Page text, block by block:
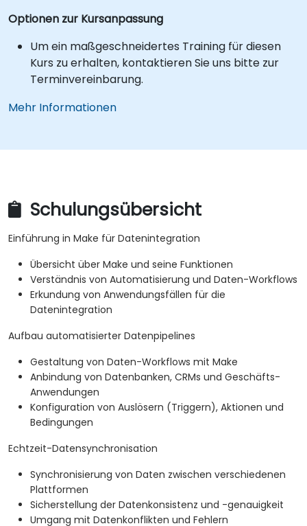
Optionen zur Kursanpassung
Um ein maßgeschneidertes Training für diesen
Kurs zu erhalten, kontaktieren Sie uns bitte zur
Terminvereinbarung.
Mehr Informationen
Schulungsübersicht
Einführung in Make für Datenintegration
Übersicht über Make und seine Funktionen
Verständnis von Automatisierung und Daten-Workflows
Erkundung von Anwendungsfällen für die
Datenintegration
Aufbau automatisierter Datenpipelines
Gestaltung von Daten-Workflows mit Make
Anbindung von Datenbanken, CRMs und Geschäfts-
Anwendungen
Konfiguration von Auslösern (Triggern), Aktionen und
Bedingungen
Echtzeit-Datensynchronisation
Synchronisierung von Daten zwischen verschiedenen
Plattformen
Sicherstellung der Datenkonsistenz und -genauigkeit
Umgang mit Datenkonflikten und Fehlern